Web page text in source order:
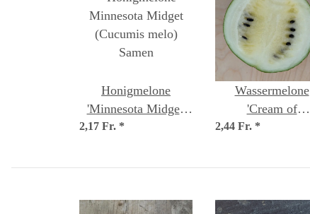
Honigmelone
'Minnesota Midget'
(Cucumis melo)
2,17 Fr. *
Wassermelone
'Cream of
Saskatchewan'
Samen
2,44 Fr. *